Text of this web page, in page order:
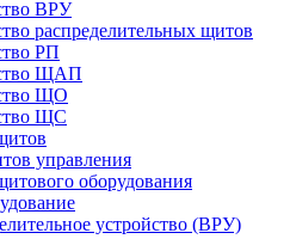
ВРУ
распределительных щитов
РП
ЩАП
ЩО
ЩС
управления
оборудования
устройство (ВРУ)